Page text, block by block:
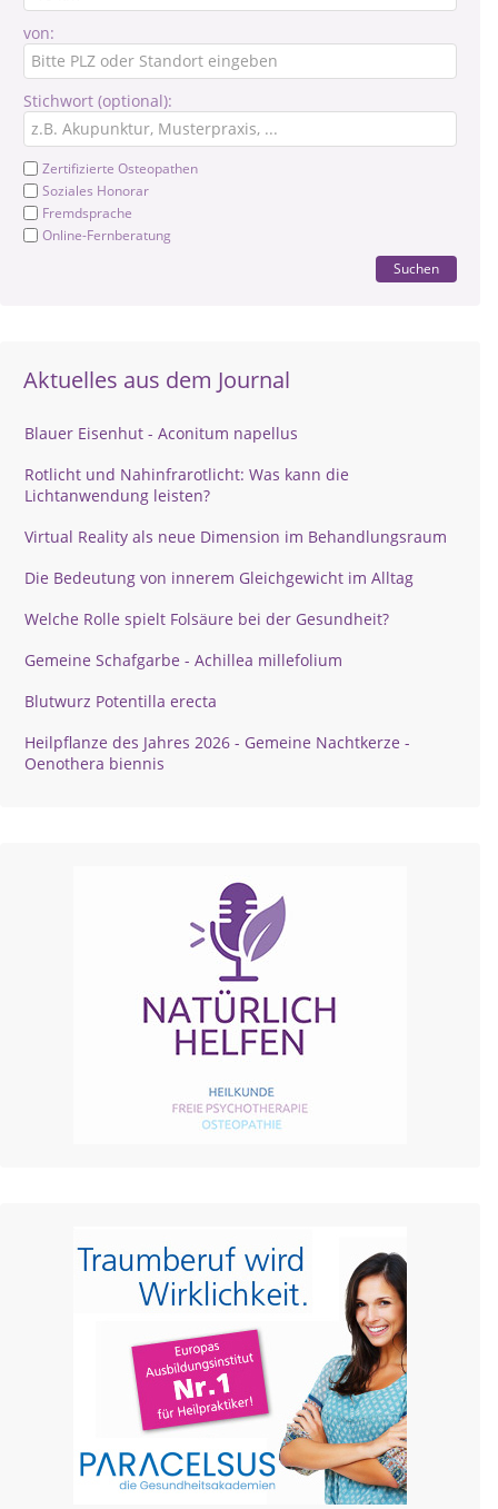
von:
Stichwort (optional):
Zertifizierte Osteopathen
Soziales Honorar
Fremdsprache
Online-Fernberatung
Suchen
Aktuelles aus dem Journal
Blauer Eisenhut - Aconitum napellus
Rotlicht und Nahinfrarotlicht: Was kann die
Lichtanwendung leisten?
Virtual Reality als neue Dimension im Behandlungsraum
Die Bedeutung von innerem Gleichgewicht im Alltag
Welche Rolle spielt Folsäure bei der Gesundheit?
Gemeine Schafgarbe - Achillea millefolium
Blutwurz Potentilla erecta
Heilpflanze des Jahres 2026 - Gemeine Nachtkerze -
Oenothera biennis